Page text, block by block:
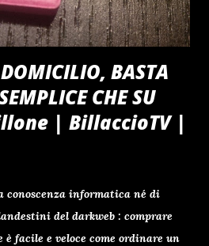
BASTA
CHE SU
| BillaccioTV |
conoscenza informatica né di
del darkweb : comprare
facile e veloce come ordinare un